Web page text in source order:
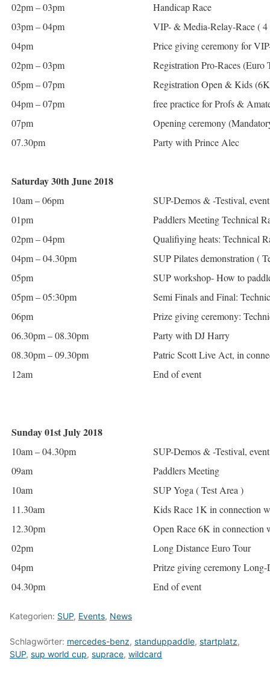
02pm – 03pm
Handicap Race
03pm – 04pm
VIP- & Media-Relay-Race (
04pm
Price giving ceremony for
02pm – 03pm
Registration Pro-Races (Euro
05pm – 07pm
Registration Open & Kids
04pm – 07pm
free practice for Profs &
07pm
Opening ceremony
07.30pm
Party with Prince Alec
Saturday 30th June 2018
10am – 06pm
SUP-Demos & -Testival,
01pm
Paddlers Meeting Technical
02pm – 04pm
Qualifiying heats: Technical
04pm – 04.30pm
SUP Pilates demonstration (
05pm
SUP workshop- How to
05pm – 05:30pm
Semi Finals and Final:
06pm
Prize giving ceremony:
06.30pm – 08.30pm
Party with DJ Harry
08.30pm – 09.30pm
Patric Scott Live Act, in
12am
End of event
Sunday 01st July 2018
10am – 04.30pm
SUP-Demos & -Testival,
09am
Paddlers Meeting
10am
SUP Yoga ( Test Area )
11.30am
Kids Race 1K in connection
12.30pm
Open Race 6K in connection
02pm
Long Distance Euro Tour
04pm
Pritze giving ceremony Long-
04.30pm
End of event
Kategorien: SUP, Events, News
Schlagwörter: mercedes-benz, standuppaddle, startplatz,
SUP, sup world cup, suprace, wildcard